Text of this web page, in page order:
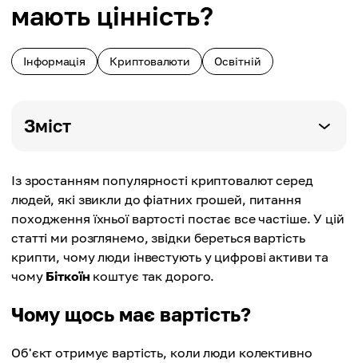
мають цінність?
Інформація Криптовалюти Освітній
Зміст
Із зростанням популярності криптовалют серед
людей, які звикли до фіатних грошей, питання
походження їхньої вартості постає все частіше. У цій
статті ми розглянемо, звідки береться вартість
крипти, чому люди інвестують у цифрові активи та
чому Біткоїн коштує так дорого.
Чому щось має вартість?
Об'єкт отримує вартість, коли люди колективно